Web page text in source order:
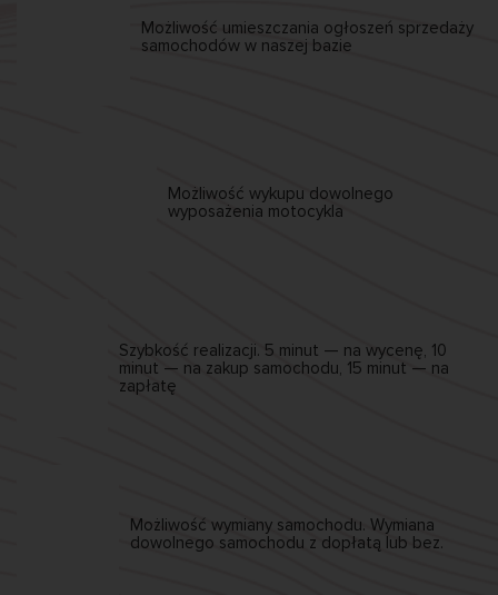
Możliwość umieszczania ogłoszeń sprzedaży
samochodów w naszej bazie
Możliwość wykupu dowolnego
wyposażenia motocykla
Szybkość realizacji. 5 minut — na wycenę, 10
minut — na zakup samochodu, 15 minut — na
zapłatę
Możliwość wymiany samochodu. Wymiana
dowolnego samochodu z dopłatą lub bez.